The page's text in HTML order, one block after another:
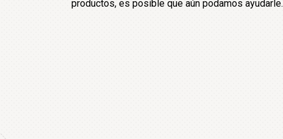
productos, es posible que aún podamos ayudarle.